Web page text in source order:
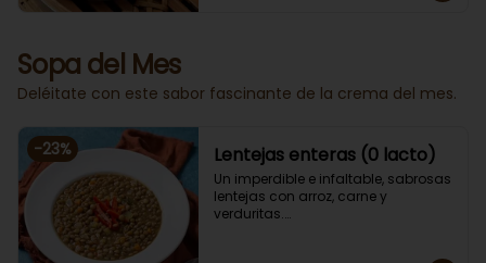
Sopa del Mes
Deléitate con este sabor fascinante de la crema del mes.
-23% Lentejas enteras (0 lacto)
Un imperdible e infaltable, sabrosas
lentejas con arroz, carne y
verduritas.